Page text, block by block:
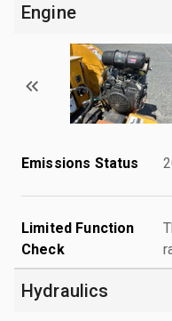
Engine
Emissions Status
Limited Function
Check
Hydraulics